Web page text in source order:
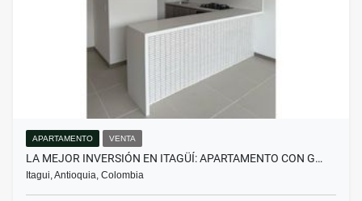
APARTAMENTO VENTA
LA MEJOR INVERSIÓN EN ITAGÜÍ: APARTAMENTO CON G…
Itagui, Antioquia, Colombia